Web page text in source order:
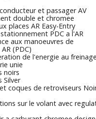
et passager AV
double et chromee
places AR Easy-Entry
PDC a l'AR
aux manoeuvres de
(PDC)
de l'energie au freinage
unie
noirs
Silver
coques de retroviseurs
sur le volant avec